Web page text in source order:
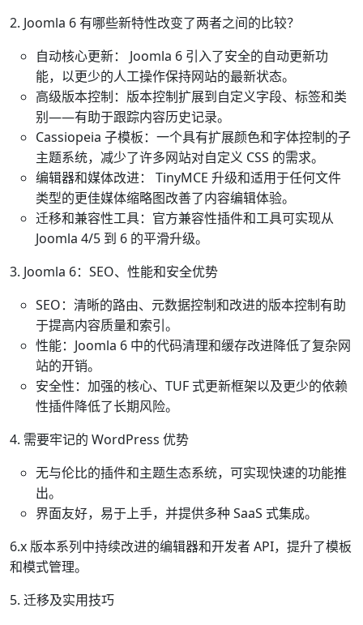
2. Joomla 6 有哪些新特性改变了两者之间的比较？
自动核心更新： Joomla 6 引入了安全的自动更新功
能，以更少的人工操作保持网站的最新状态。
高级版本控制：版本控制扩展到自定义字段、标签和类
别——有助于跟踪内容历史记录。
Cassiopeia 子模板：一个具有扩展颜色和字体控制的子
主题系统，减少了许多网站对自定义 CSS 的需求。
编辑器和媒体改进： TinyMCE 升级和适用于任何文件
类型的更佳媒体缩略图改善了内容编辑体验。
迁移和兼容性工具：官方兼容性插件和工具可实现从
Joomla 4/5 到 6 的平滑升级。
3. Joomla 6：SEO、性能和安全优势
SEO：清晰的路由、元数据控制和改进的版本控制有助
于提高内容质量和索引。
性能：Joomla 6 中的代码清理和缓存改进降低了复杂网
站的开销。
安全性：加强的核心、TUF 式更新框架以及更少的依赖
性插件降低了长期风险。
4. 需要牢记的 WordPress 优势
无与伦比的插件和主题生态系统，可实现快速的功能推
出。
界面友好，易于上手，并提供多种 SaaS 式集成。
6.x 版本系列中持续改进的编辑器和开发者 API，提升了模板
和模式管理。
5. 迁移及实用技巧